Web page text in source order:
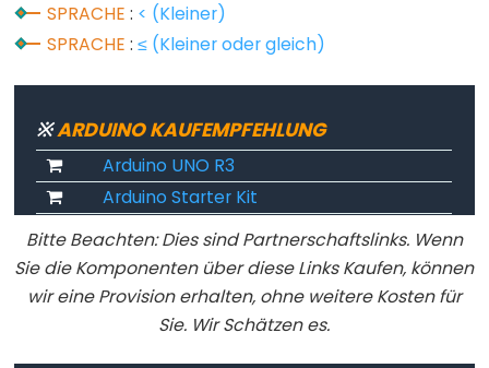
Variable
Qualifiers
const
scope
static
volatile
SPRACHE : < (Kleiner)
SPRACHE :≤ (Kleiner oder gleich)
※ARDUINO KAUFEMPFEHLUNG
Arduino UNO R3
Arduino Starter Kit
Bitte Beachten: Dies sind Partnerschaftslinks. Wenn
Sie die Komponenten über diese Links Kaufen, können
wir eine Provision erhalten, ohne weitere Kosten für
Sie. Wir Schätzen es.